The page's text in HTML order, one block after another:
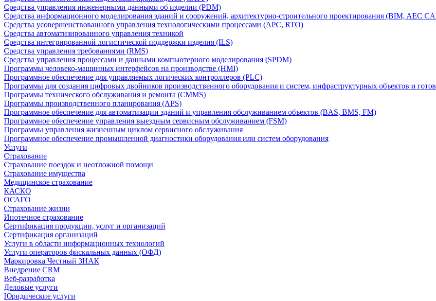
Средства управления инженерными данными об изделии (PDM)
Средства информационного моделирования зданий и сооружений, архитектурно-строительного проектирования (BIM, AEC
Средства усовершенствованного управления технологическими процессами (APC, RTO)
Средства автоматизированного управления техникой
Средства интегрированной логистической поддержки изделия (ILS)
Средства управления требованиями (RMS)
Средства управления процессами и данными компьютерного моделирования (SPDM)
Программы человеко-машинных интерфейсов на производстве (HMI)
Программное обеспечение для управляемых логических контроллеров (PLC)
Программы для создания цифровых двойников производственного оборудования и систем, инфраструктурных объектов и
Программы технического обслуживания и ремонта (CMMS)
Программы производственного планирования (APS)
Программное обеспечение для автоматизации зданий и управления обслуживанием объектов (BAS, BMS, FM)
Программное обеспечение управления выездным сервисным обслуживанием (FSM)
Программы управления жизненным циклом сервисного обслуживания
Программное обеспечение промышленной диагностики оборудования или систем оборудования
Услуги
Страхование
Страхование поездок и неотложной помощи
Страхование имущества
Медицинское страхование
КАСКО
ОСАГО
Страхование жизни
Ипотечное страхование
Сертификация продукции, услуг и организаций
Сертификация организаций
Услуги в области информационных технологий
Услуги операторов фискальных данных (ОФД)
Маркировка Честный ЗНАК
Внедрение CRM
Веб-разработка
Деловые услуги
Юридические услуги